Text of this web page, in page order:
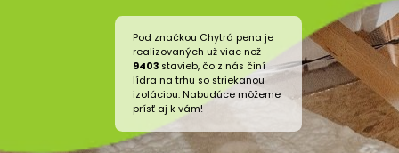
Pod značkou Chytrá pena je
realizovaných už viac než
9403 stavieb, čo z nás činí
lídra na trhu so striekanou
izoláciou. Nabudúce môžeme
prísť aj k vám!